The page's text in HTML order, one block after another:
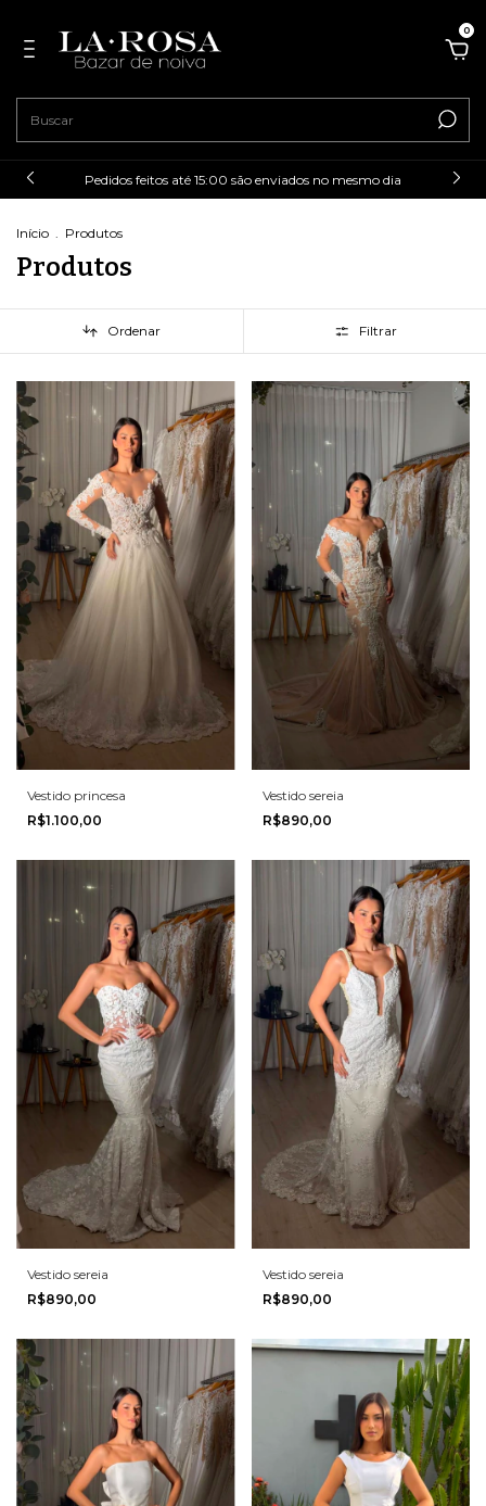
0
Pedidos feitos até 15:00 são enviados no mesmo dia
Início . Produtos
Produtos
Ordenar Filtrar
Vestido princesa
R$1.100,00
Vestido sereia
R$890,00
Vestido sereia
R$890,00
Vestido sereia
R$890,00